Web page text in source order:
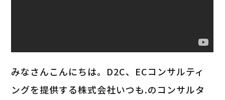
みなさんこんにちは。D2C、ECコンサルティ
ングを提供する株式会社いつも.のコンサルタ